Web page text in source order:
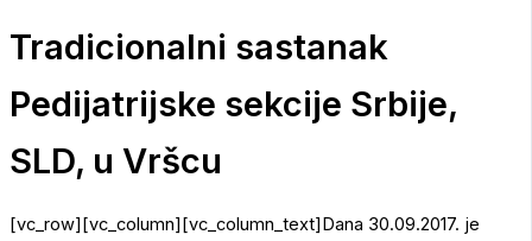
Tradicionalni sastanak
Pedijatrijske sekcije Srbije,
SLD, u Vršcu
[vc_row][vc_column][vc_column_text]Dana 30.09.2017. je